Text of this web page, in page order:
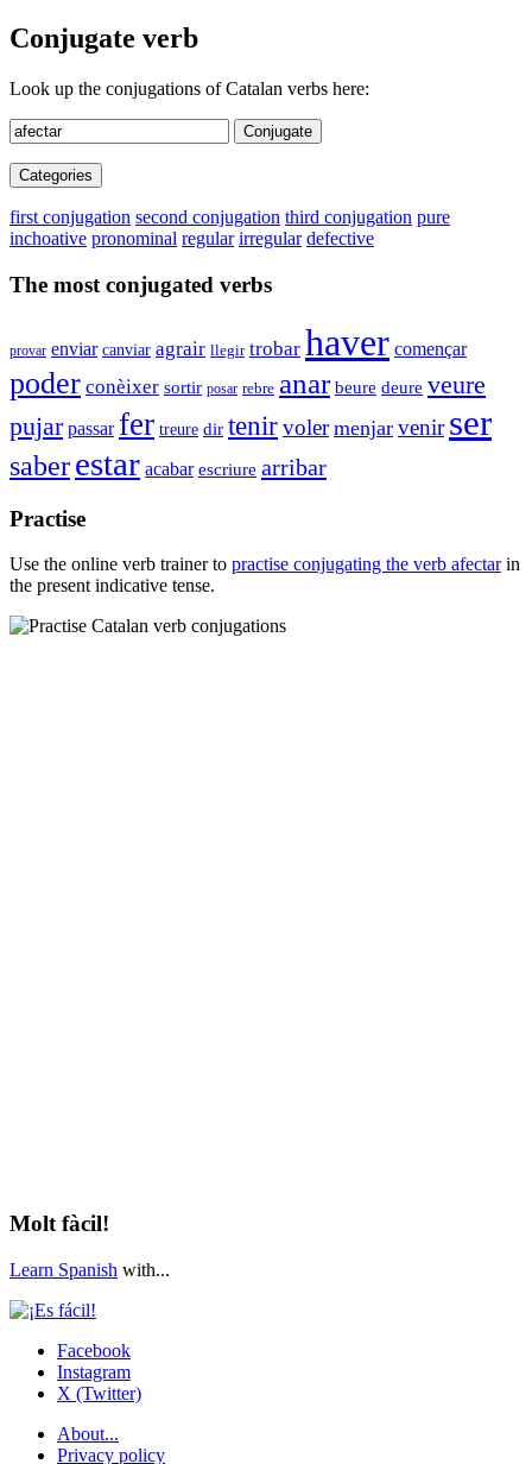
Conjugate verb
Look up the conjugations of Catalan verbs here:
Conjugate
Categories
first conjugation second conjugation third conjugation pure
inchoative pronominal regular irregular defective
The most conjugated verbs
provar enviar canviar agrair llegir trobar haver començar
poder conèixer sortir posar rebre anar beure deure veure
pujar passar fer treure dir tenirvoler menjar venir ser
saberestar acabar escriure arribar
Practise
Use the online verb trainer to practise conjugating the verb afectarin
the present indicative tense.
Molt fàcil!
Learn Spanish with...
Facebook
Instagram
X (Twitter)
About...
Privacy policy